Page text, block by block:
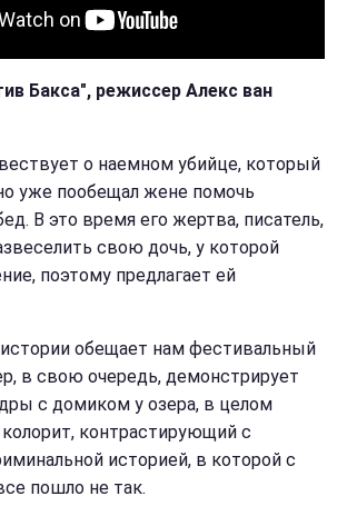
Бакса", режиссер Алекс ван
о наемном убийце, который
уже пообещал жене помочь
В это время его жертва, писатель,
свою дочь, у которой
поэтому предлагает ей
обещает нам фестивальный
в свою очередь, демонстрирует
с домиком у озера, в целом
контрастирующий с
историей, в которой с
пошло не так.